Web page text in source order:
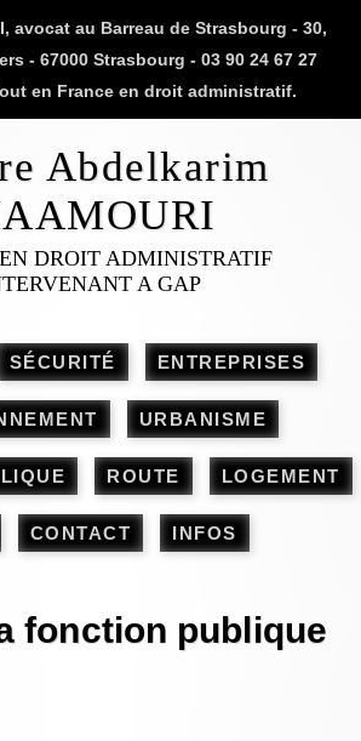
avocat au Barreau de Strasbourg - 30,
- 67000 Strasbourg - 03 90 24 67 27
en France en droit administratif.
Abdelkarim
DROIT ADMINISTRATIF
A GAP
SÉCURITÉ ENTREPRISES
URBANISME
ROUTE LOGEMENT
CONTACT INFOS
fonction publique